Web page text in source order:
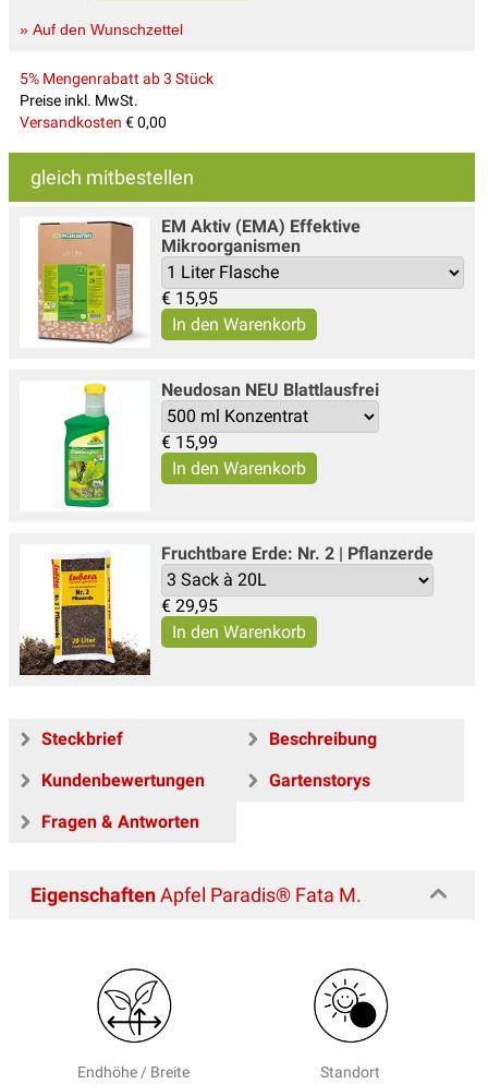
» Auf den Wunschzettel
5% Mengenrabatt ab 3 Stück
Preise inkl. MwSt.
Versandkosten € 0,00
gleich mitbestellen
EM Aktiv (EMA) Effektive
Mikroorganismen
€ 15,95
Neudosan NEU Blattlausfrei
€ 15,99
Fruchtbare Erde: Nr. 2 | Pflanzerde
€ 29,95
Steckbrief
Beschreibung
Kundenbewertungen
Gartenstorys
Fragen & Antworten
EigenschaftenApfel Paradis® Fata M.
Endhöhe / Breite Standort